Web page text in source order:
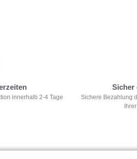
innerhalb 2-4 Tage
Sicher
Sichere Bezahlung